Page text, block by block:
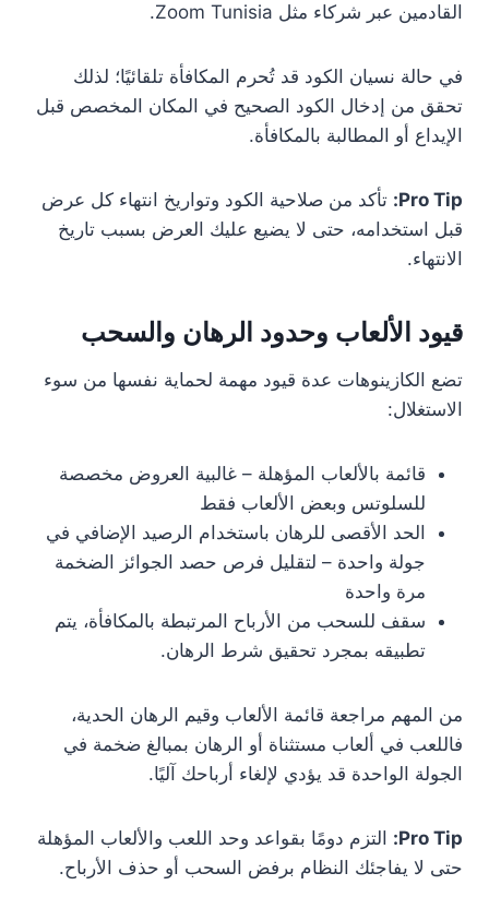
القادمين عبر شركاء مثل Zoom Tunisia.
في حالة نسيان الكود قد تُحرم المكافأة تلقائيًا؛ لذلك
تحقق من إدخال الكود الصحيح في المكان المخصص قبل
الإيداع أو المطالبة بالمكافأة.
Pro Tip: تأكد من صلاحية الكود وتواريخ انتهاء كل عرض
قبل استخدامه، حتى لا يضيع عليك العرض بسبب تاريخ
الانتهاء.
قيود الألعاب وحدود الرهان والسحب
تضع الكازينوهات عدة قيود مهمة لحماية نفسها من سوء
الاستغلال:
قائمة بالألعاب المؤهلة – غالبية العروض مخصصة
للسلوتس وبعض الألعاب فقط
الحد الأقصى للرهان باستخدام الرصيد الإضافي في
جولة واحدة – لتقليل فرص حصد الجوائز الضخمة
مرة واحدة
سقف للسحب من الأرباح المرتبطة بالمكافأة، يتم
تطبيقه بمجرد تحقيق شرط الرهان.
من المهم مراجعة قائمة الألعاب وقيم الرهان الحدية،
فاللعب في ألعاب مستثناة أو الرهان بمبالغ ضخمة في
الجولة الواحدة قد يؤدي لإلغاء أرباحك آليًا.
Pro Tip:
التزم دومًا بقواعد وحد اللعب والألعاب المؤهلة
حتى لا يفاجئك النظام برفض السحب أو حذف الأرباح.